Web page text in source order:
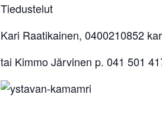
Tiedustelut
Kari Raatikainen, 0400210852
tai Kimmo Järvinen p. 041 501